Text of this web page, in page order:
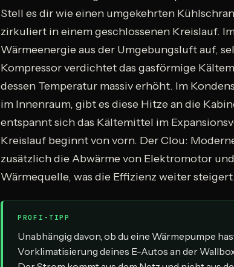
Stell es dir wie einen umgekehrten
zirkuliert in einem geschlossenen Kreislauf.
Wärmeenergie aus der Umgebungsluft auf,
Kompressor verdichtet das gasförmige
dessen Temperatur massiv erhöht. Im
im Innenraum, gibt es diese Hitze an die
entspannt sich das Kältemittel im
Kreislauf beginnt von vorn. Der Clou:
zusätzlich die Abwärme von Elektromotor
Wärmequelle, was die Effizienz weiter
PROFI-TIPP
Unabhängig davon, ob du eine Wärmepumpe
Vorklimatisierung deines E-Autos an der